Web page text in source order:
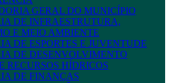
GERAL DO MUNICÍPIO
DE INFRAESTRUTURA,
E MEIO AMBIENTE
DE ESPORTES E JUVENTUDE
DE DESENVOLVIMENTO
RECURSOS HÍDRICOS
DE FINANÇAS